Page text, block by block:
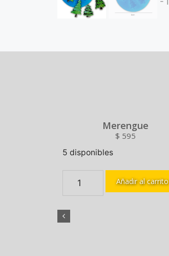
Merengue
$ 595
5 disponibles
Añadir al carrito